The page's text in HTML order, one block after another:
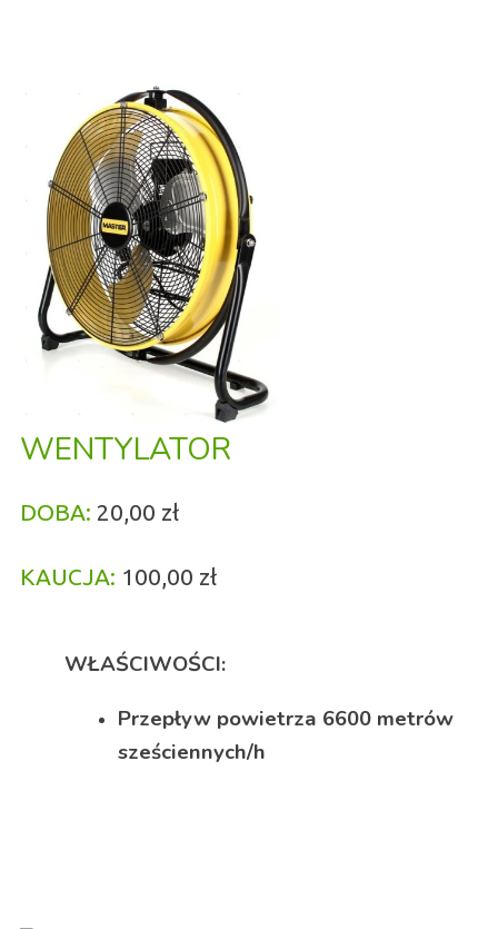
WENTYLATOR
DOBA: 20,00 zł
KAUCJA: 100,00 zł
WŁAŚCIWOŚCI:
Przepływ powietrza 6600 metrów
sześciennych/h